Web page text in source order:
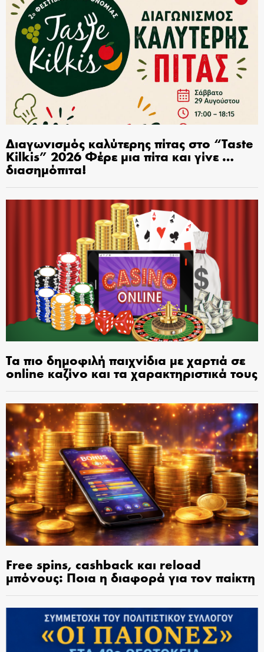
Διαγωνισμός καλύτερης πίτας στο “Taste
Kilkis” 2026 Φέρε μια πίτα και γίνε …
διασημόπιτα!
Τα πιο δημοφιλή παιχνίδια με χαρτιά σε
online καζίνο και τα χαρακτηριστικά τους
Free spins, cashback και reload
μπόνους: Ποια η διαφορά για τον παίκτη